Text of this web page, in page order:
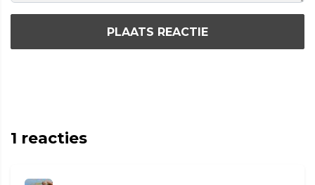
PLAATS REACTIE
1 reacties